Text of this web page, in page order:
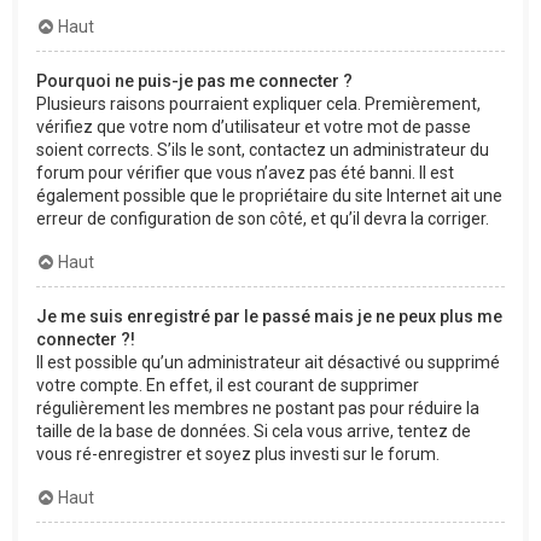
Haut
Pourquoi ne puis-je pas me connecter ?
Plusieurs raisons pourraient expliquer cela. Premièrement,
vérifiez que votre nom d’utilisateur et votre mot de passe
soient corrects. S’ils le sont, contactez un administrateur du
forum pour vérifier que vous n’avez pas été banni. Il est
également possible que le propriétaire du site Internet ait une
erreur de configuration de son côté, et qu’il devra la corriger.
Haut
Je me suis enregistré par le passé mais je ne peux plus me
connecter ?!
Il est possible qu’un administrateur ait désactivé ou supprimé
votre compte. En effet, il est courant de supprimer
régulièrement les membres ne postant pas pour réduire la
taille de la base de données. Si cela vous arrive, tentez de
vous ré-enregistrer et soyez plus investi sur le forum.
Haut